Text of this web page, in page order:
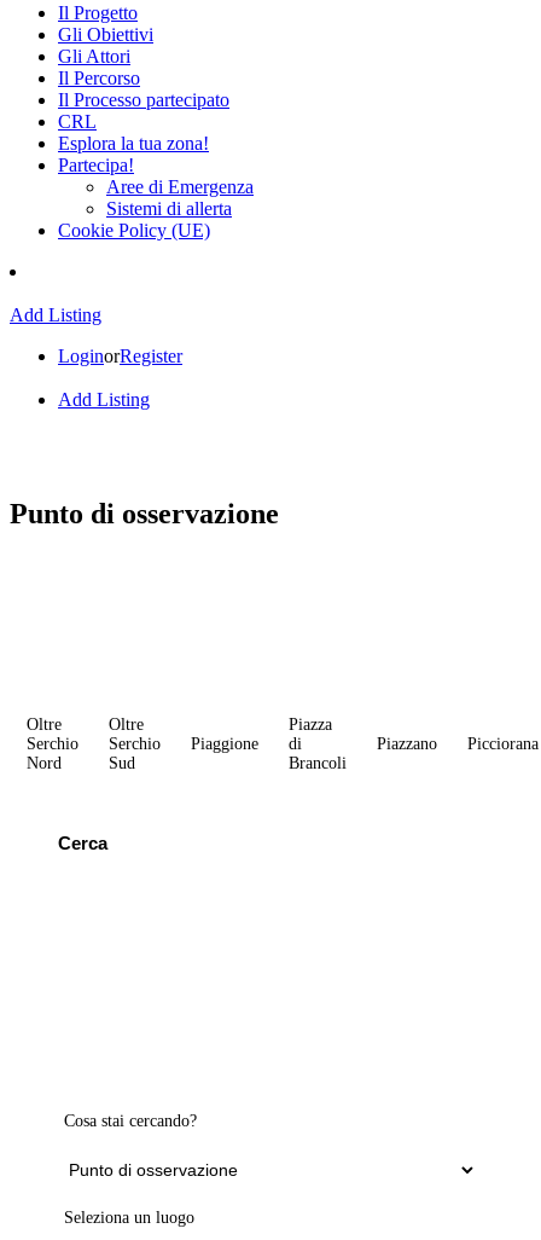
Il Progetto
Gli Obiettivi
Gli Attori
Il Percorso
Il Processo partecipato
CRL
Esplora la tua zona!
Partecipa!
Aree di Emergenza
Sistemi di allerta
Cookie Policy (UE)
Add Listing
LoginorRegister
Add Listing
Punto di osservazione
Oltre
Serchio
Nord
Oltre
Serchio
Sud
Piaggione
Piazza
di
Brancoli
Piazzano Picciorana
Cerca
Cosa stai cercando?
Seleziona un luogo